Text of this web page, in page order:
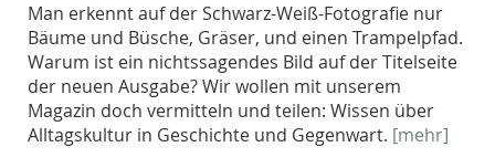
Man erkennt auf der Schwarz-Weiß-Fotografie nur
Bäume und Büsche, Gräser, und einen Trampelpfad.
Warum ist ein nichtssagendes Bild auf der Titelseite
der neuen Ausgabe? Wir wollen mit unserem
Magazin doch vermitteln und teilen: Wissen über
Alltagskultur in Geschichte und Gegenwart. [mehr]